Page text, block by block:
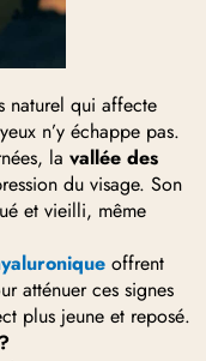
naturel qui affecte
n’y échappe pas.
la vallée des
du visage. Son
et vieilli, même
offrent
atténuer ces signes
plus jeune et reposé.